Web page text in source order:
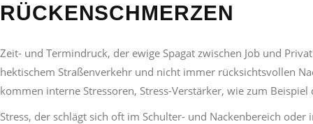
RÜCKENSCHMERZEN
Zeit- und Termindruck, der ewige Spagat zwischen Job und
hektischem Straßenverkehr und nicht immer rücksichtsvollen
kommen interne Stressoren, Stress-Verstärker, wie zum
Stress, der schlägt sich oft im Schulter- und Nackenbereich